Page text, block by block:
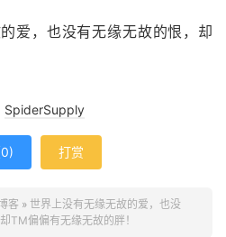
爱，也没有无缘无故的恨，却
SpiderSupply
0) 打赏
客 » 世界上没有无缘无故的爱，也没
TM偏偏有无缘无故的胖！